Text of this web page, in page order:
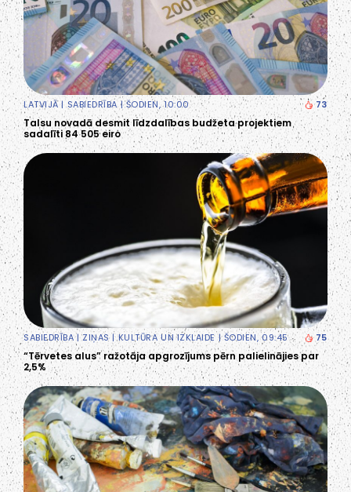
LATVIJĀ|SABIEDRĪBA| ŠODIEN, 10:00 73
Talsu novadā desmit līdzdalības budžeta projektiem
sadalīti 84 505 eiro
SABIEDRĪBA|ZIŅAS|KULTŪRA UN IZKLAIDE | ŠODIEN, 09:45 75
“Tērvetes alus” ražotāja apgrozījums pērn palielinājies par
2,5%